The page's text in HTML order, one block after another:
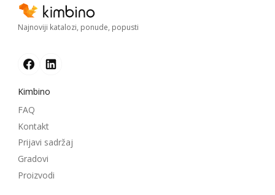
Najnoviji katalozi, ponude, popusti
Kimbino
FAQ
Kontakt
Prijavi sadržaj
Gradovi
Proizvodi